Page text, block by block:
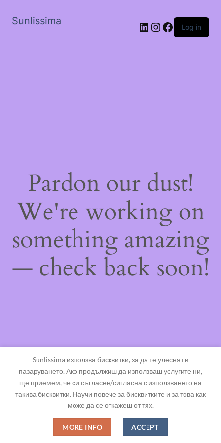
Sunlissima LinkedIn
Instagram
Facebook
Log in
Pardon our dust!
We're working on
something amazing
— check back soon!
Sunlissima използва бисквитки, за да те улеснят в
пазаруването. Ако продължиш да използваш услугите ни,
ще приемем, че си съгласен/сигласна с използването на
такива бисквитки. Научи повече за бисквитките и за това как
може да се откажеш от тях.
MORE INFO ACCEPT